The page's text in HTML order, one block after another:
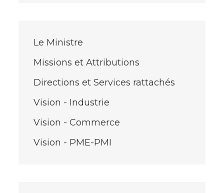
Le Ministre
Missions et Attributions
Directions et Services rattachés
Vision - Industrie
Vision - Commerce
Vision - PME-PMI